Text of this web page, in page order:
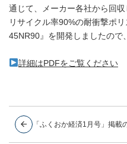
通じて、メーカー各社から回
リサイクル率90%の耐衝撃ポ
45NR90』を開発しましたので
詳細はPDFをご覧ください
「ふくおか経済1月号」掲載